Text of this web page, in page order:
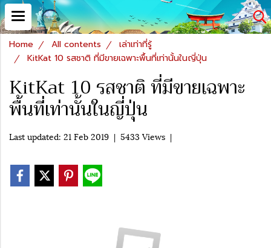
Home All contents
เล่าเท่าที่รู้
KitKat 10 รสชาติ ที่มีขายเฉพาะพื้นที่เท่านั้นในญี่ปุ่น
KitKat 10 รสชาติ ที่มีขายเฉพาะ
พื้นที่เท่านั้นในญี่ปุ่น
Last updated: 21 Feb 2019 | 5433 Views |